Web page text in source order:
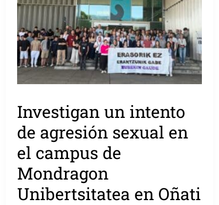
Investigan un intento
de agresión sexual en
el campus de
Mondragon
Unibertsitatea en Oñati